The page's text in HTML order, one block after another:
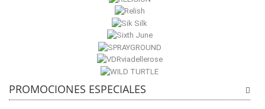
PROMOCIONES ESPECIALES